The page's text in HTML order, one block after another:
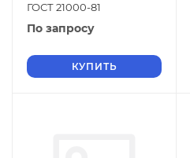
ГОСТ 21000-81
По запросу
КУПИТЬ